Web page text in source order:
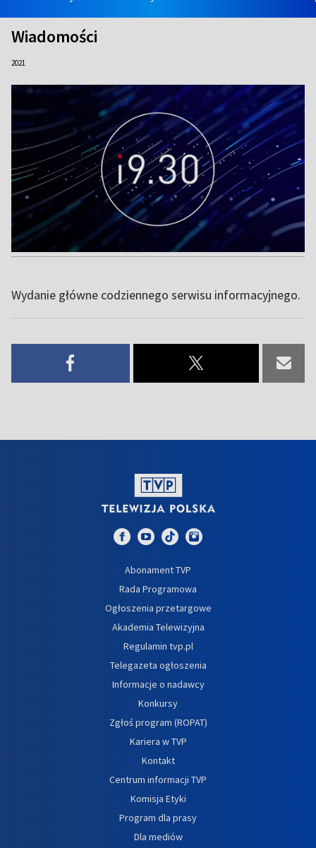
Wiadomości
2021
Wydanie główne codziennego serwisu informacyjnego.
Abonament TVP
Rada Programowa
Ogłoszenia przetargowe
Akademia Telewizyjna
Regulamin tvp.pl
Telegazeta ogłoszenia
Informacje o nadawcy
Konkursy
Zgłoś program (ROPAT)
Kariera w TVP
Kontakt
Centrum informacji TVP
Komisja Etyki
Program dla prasy
Dla mediów